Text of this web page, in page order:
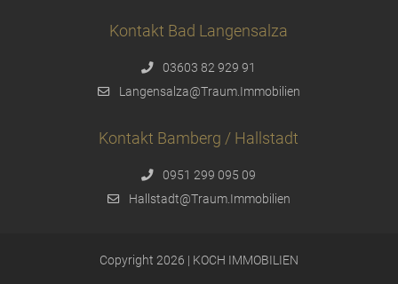
Kontakt Bad Langensalza
03603 82 929 91
Langensalza@Traum.Immobilien
Kontakt Bamberg / Hallstadt
0951 299 095 09
Hallstadt@Traum.Immobilien
Copyright 2026 | KOCH IMMOBILIEN